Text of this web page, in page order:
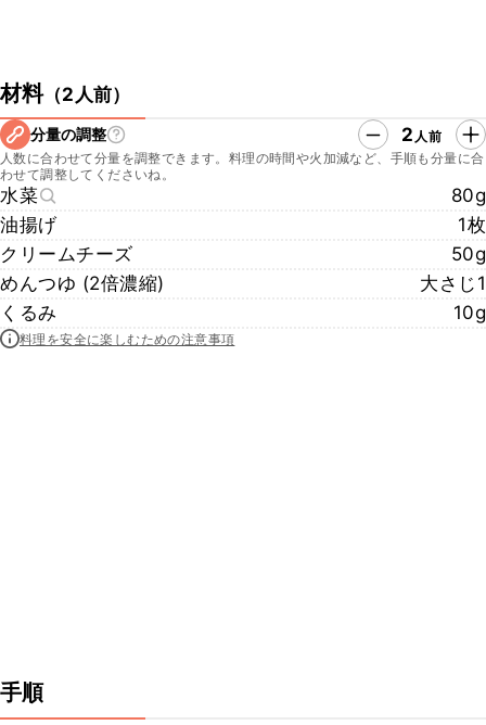
材料（2人前）
分量の調整 2 人前
人数に合わせて分量を調整できます。料理の時間や火加減など、手順も分量に合
わせて調整してくださいね。
水菜
80g
油揚げ
1枚
クリームチーズ
50g
めんつゆ (2倍濃縮)
大さじ1
くるみ
10g
料理を安全に楽しむための注意事項
手順